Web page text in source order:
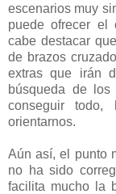
escenarios muy
puede ofrecer el
cabe destacar
de brazos
extras que irán
búsqueda de
conseguir
orientarnos.
Aún así, el punto
no ha sido
facilita mucho la